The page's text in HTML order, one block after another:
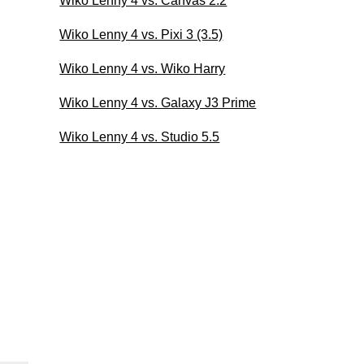
Wiko Lenny 4 vs. Pixi 3 (3.5)
Wiko Lenny 4 vs. Wiko Harry
Wiko Lenny 4 vs. Galaxy J3 Prime
Wiko Lenny 4 vs. Studio 5.5